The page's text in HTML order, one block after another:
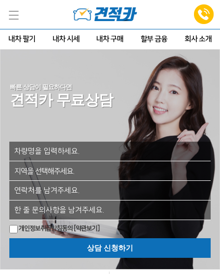
내차 팔기 내차 시세 내차 구매 할부 금융 회사 소개
빠른 상담이 필요하다면
견적카 무료상담
지역을 선택해주세요.
개인정보취급방침동의 [약관보기]